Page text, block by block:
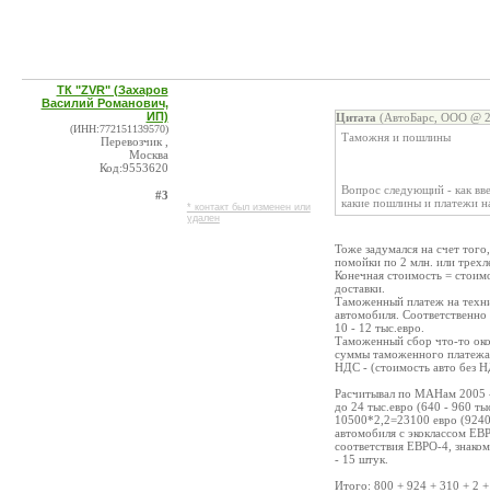
ТК "ZVR" (Захаров
Василий Романович,
ИП)
(ИНН:772151139570)
Перевозчик ,
Москва
Код:9553620
#3
* контакт был изменен или
удален
Цитата (АвтоБарс, ООО @
Таможня и пошлины
Вопрос следующий - как
какие пошлины и платежи
Тоже задумался на счет
помойки по 2 млн. или
Конечная стоимость =
доставки.
Таможенный платеж на
автомобиля.
10 - 12 тыс.евро.
Таможенный сбор что-то
суммы таможенного
НДС - (стоимость авто без
Расчитывал по МАНам 2005
до 24 тыс.евро (640 - 960
10500*2,2=23100 евро
автомобиля с экоклассом
соответствия ЕВРО-4,
- 15 штук.
Итого: 800 + 924 + 310 + 2